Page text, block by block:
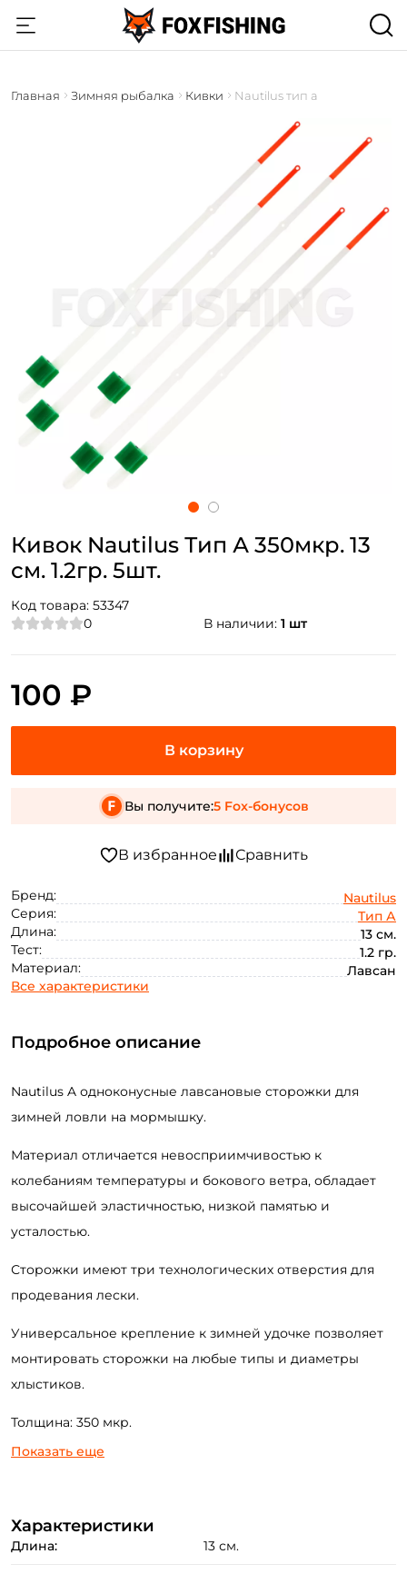
Главная Зимняя рыбалка Кивки Nautilus тип а
Кивок Nautilus Тип А 350мкр. 13
см. 1.2гр. 5шт.
Код товара: 53347
0
В наличии: 1 шт
Бренд:
Nautilus
Серия:
Тип А
Длина:
13 см.
Тест:
1.2 гр.
Материал:
Лавсан
Все характеристики
100 ₽
Вы получите:5 Fox-бонусов
Подробное описание
Nautilus A одноконусные лавсановые сторожки для
зимней ловли на мормышку.
Материал отличается невосприимчивостью к
колебаниям температуры и бокового ветра, обладает
высочайшей эластичностью, низкой памятью и
усталостью.
Сторожки имеют три технологических отверстия для
продевания лески.
Универсальное крепление к зимней удочке позволяет
монтировать сторожки на любые типы и диаметры
хлыстиков.
Толщина: 350 мкр.
Показать еще
Характеристики
Длина: 13 см.
Создать аккаунт
Email: *